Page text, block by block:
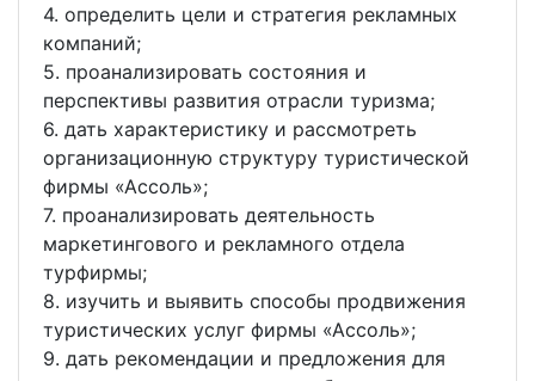
4. определить цели и стратегия рекламных
компаний;
5. проанализировать состояния и
перспективы развития отрасли туризма;
6. дать характеристику и рассмотреть
организационную структуру туристической
фирмы «Ассоль»;
7. проанализировать деятельность
маркетингового и рекламного отдела
турфирмы;
8. изучить и выявить способы продвижения
туристических услуг фирмы «Ассоль»;
9. дать рекомендации и предложения для